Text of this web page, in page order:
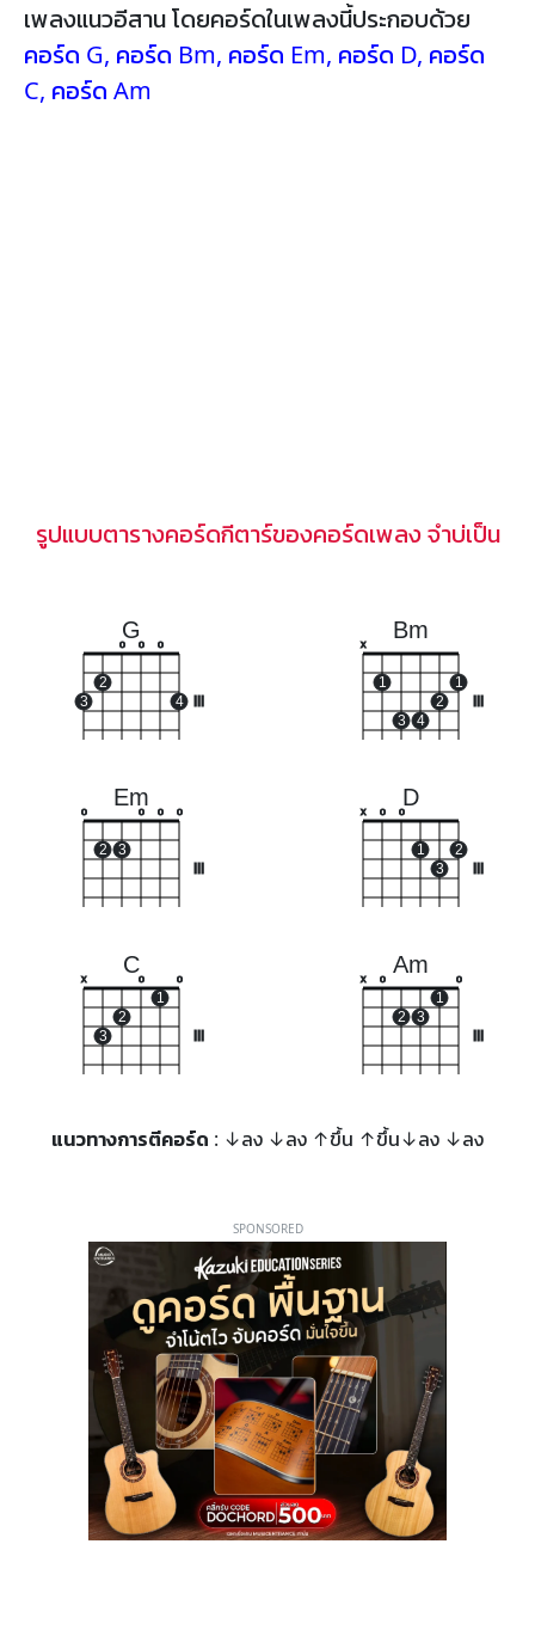
เพลงแนวอีสาน โดยคอร์ดในเพลงนี้ประกอบด้วย
คอร์ด G, คอร์ด Bm, คอร์ด Em, คอร์ด D, คอร์ด
C, คอร์ด Am
รูปแบบตารางคอร์ดกีตาร์ของคอร์ดเพลง จำบ่เป็น
G
3
2
o o o
4
Bm
x
1
3 4
2
1
Em
o
2 3
o o o
D
x o o
1
3
2
C
x
3
2
o
1
o
Am
x o
2 3
1
o
แนวทางการตีคอร์ด : ↓ลง ↓ลง ↑ขึ้น ↑ขึ้น↓ลง ↓ลง
SPONSORED